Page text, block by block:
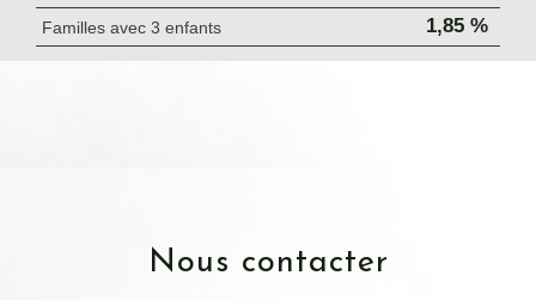
Familles avec 3 enfants 1,85 %
nous contacter